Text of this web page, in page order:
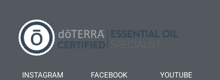
INSTAGRAM FACEBOOK YOUTUBE